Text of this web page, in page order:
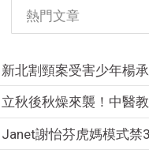
熱門文章
新北割頸案受害少年楊
立秋後秋燥來襲！中醫
Janet謝怡芬虎媽模式禁